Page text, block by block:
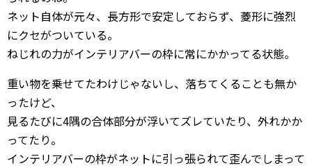
ネット自体が元々、長方形で安定しておらず、菱形に強烈
にクセがついている。
ねじれの力がインテリアバーの枠に常にかかってる状態。
重い物を乗せてたわけじゃないし、落ちてくることも無か
ったけど、
見るたびに4隅の合体部分が浮いてズレていたり、外れかか
ってたり。
インテリアバーの枠がネットに引っ張られて歪んでしまって